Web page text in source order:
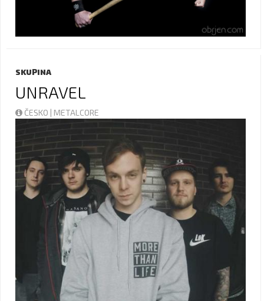
SKUPINA
UNRAVEL
ČESKO | METALCORE